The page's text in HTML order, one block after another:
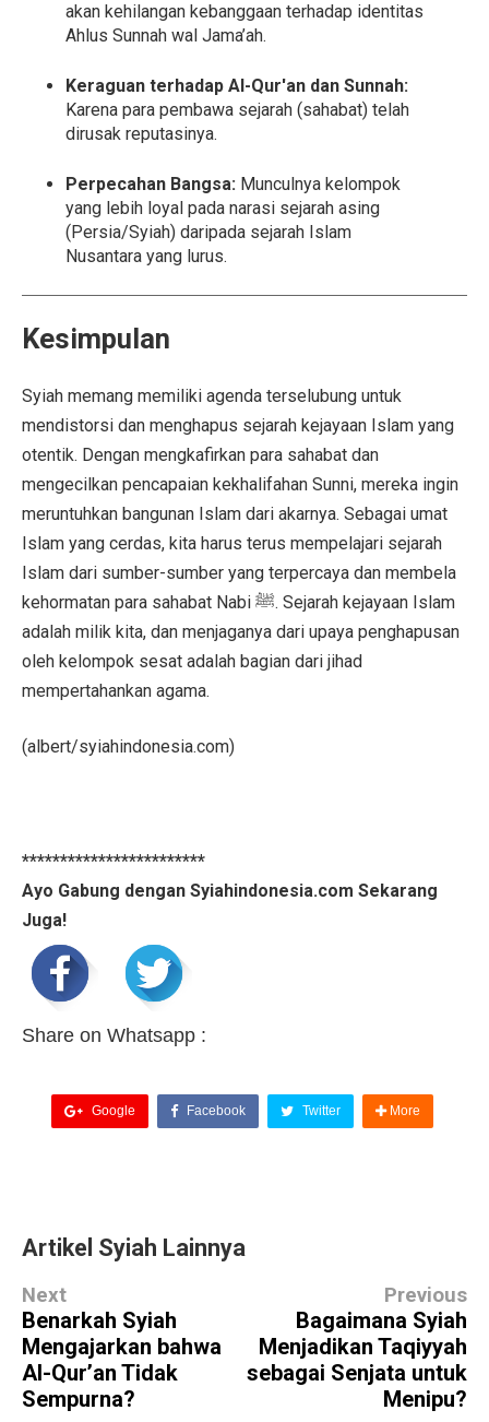
akan kehilangan kebanggaan terhadap identitas
Ahlus Sunnah wal Jama’ah.
Keraguan terhadap Al-Qur'an dan Sunnah:
Karena para pembawa sejarah (sahabat) telah
dirusak reputasinya.
Perpecahan Bangsa: Munculnya kelompok
yang lebih loyal pada narasi sejarah asing
(Persia/Syiah) daripada sejarah Islam
Nusantara yang lurus.
Kesimpulan
Syiah memang memiliki agenda terselubung untuk
mendistorsi dan menghapus sejarah kejayaan Islam yang
otentik. Dengan mengkafirkan para sahabat dan
mengecilkan pencapaian kekhalifahan Sunni, mereka ingin
meruntuhkan bangunan Islam dari akarnya. Sebagai umat
Islam yang cerdas, kita harus terus mempelajari sejarah
Islam dari sumber-sumber yang terpercaya dan membela
kehormatan para sahabat Nabi ﷺ. Sejarah kejayaan Islam
adalah milik kita, dan menjaganya dari upaya penghapusan
oleh kelompok sesat adalah bagian dari jihad
mempertahankan agama.
(albert/syiahindonesia.com)
************************
Ayo Gabung dengan Syiahindonesia.com Sekarang
Juga!
Share on Whatsapp :
Google Facebook Twitter More
Artikel Syiah Lainnya
Next
Benarkah Syiah
Mengajarkan bahwa
Al-Qur’an Tidak
Sempurna?
Previous
Bagaimana Syiah
Menjadikan Taqiyyah
sebagai Senjata untuk
Menipu?